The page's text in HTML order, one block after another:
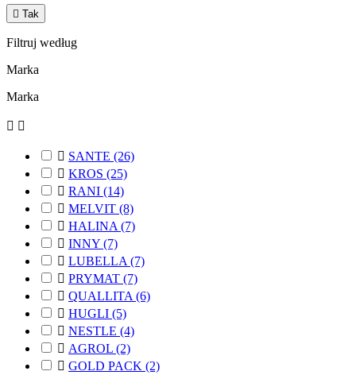
 Tak
Filtruj według
Marka
Marka
 
 SANTE (26)
 KROS (25)
 RANI (14)
 MELVIT (8)
 HALINA (7)
 INNY (7)
 LUBELLA (7)
 PRYMAT (7)
 QUALLITA (6)
 HUGLI (5)
 NESTLE (4)
 AGROL (2)
 GOLD PACK (2)